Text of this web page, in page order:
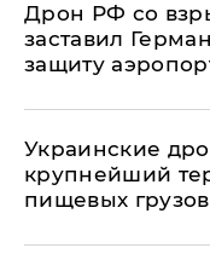
​Дрон РФ со
заставил
защиту
Украинские
крупнейший
пищевых